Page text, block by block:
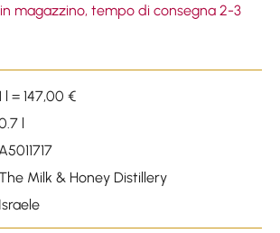
magazzino, tempo di consegna 2-3
l = 147,00 €
l
A5011717
Milk & Honey Distillery
Israele